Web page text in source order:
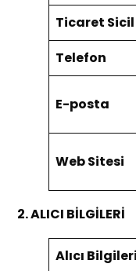
Ticaret Sicil
Telefon
E-posta
Web Sitesi
2. ALICI BİLGİLERİ
Alıcı Bilgileri